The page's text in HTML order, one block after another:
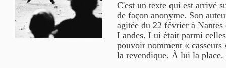
C'est un texte qui est arrivé
de façon anonyme. Son
agitée du 22 février à
Landes. Lui était parmi
pouvoir nomment «
la revendique. À lui la place.